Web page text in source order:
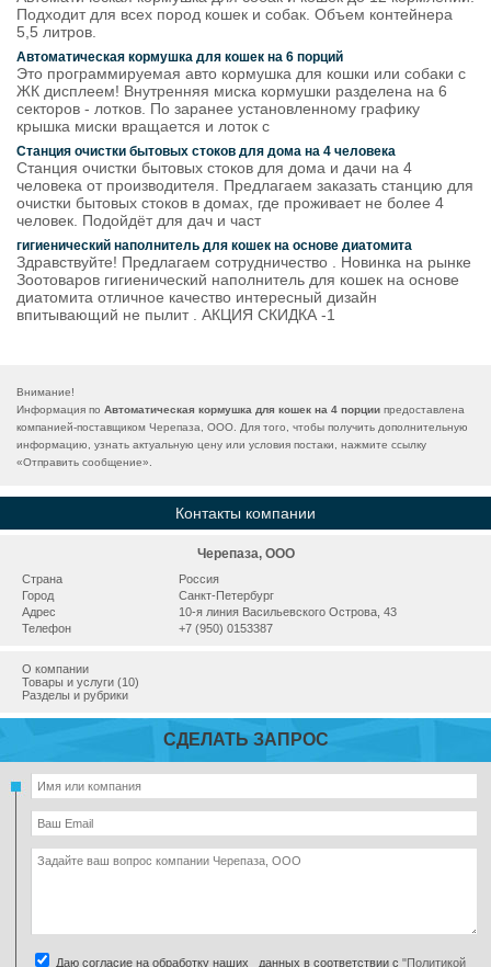
Подходит для всех пород кошек и собак. Объем контейнера
5,5 литров.
Автоматическая кормушка для кошек на 6 порций
Это программируемая авто кормушка для кошки или собаки с
ЖК дисплеем! Внутренняя миска кормушки разделена на 6
секторов - лотков. По заранее установленному графику
крышка миски вращается и лоток с
Станция очистки бытовых стоков для дома на 4 человека
Станция очистки бытовых стоков для дома и дачи на 4
человека от производителя. Предлагаем заказать станцию для
очистки бытовых стоков в домах, где проживает не более 4
человек. Подойдёт для дач и част
гигиенический наполнитель для кошек на основе диатомита
Здравствуйте! Предлагаем сотрудничество . Новинка на рынке
Зоотоваров гигиенический наполнитель для кошек на основе
диатомита отличное качество интересный дизайн
впитывающий не пылит . АКЦИЯ СКИДКА -1
Внимание!
Информация по Автоматическая кормушка для кошек на 4 порции предоставлена
компанией-поставщиком Черепаза, ООО. Для того, чтобы получить дополнительную
информацию, узнать актуальную цену или условия постаки, нажмите ссылку
«Отправить сообщение».
Контакты компании
Черепаза, ООО
Страна
Россия
Город
Санкт-Петербург
Адрес
10-я линия Васильевского Острова, 43
Телефон
+7 (950) 0153387
О компании
Товары и услуги (10)
Разделы и рубрики
СДЕЛАТЬ ЗАПРОС
Даю согласие на обработку наших данных в соответствии с "Политикой